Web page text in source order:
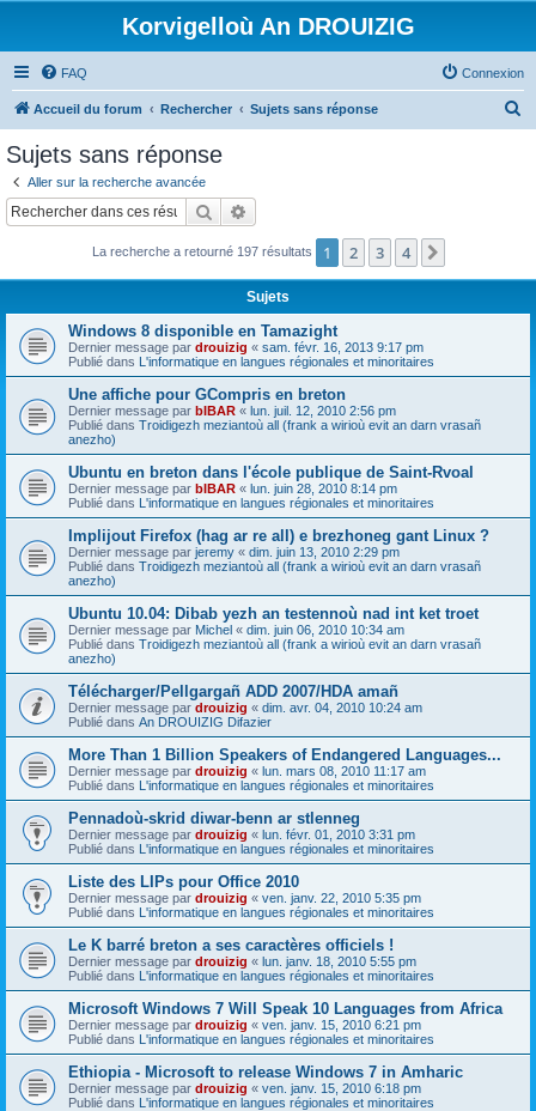
Korvigelloù An DROUIZIG
FAQ Connexion
Accueil du forum Rechercher Sujets sans réponse
c
Sujets sans réponse
Aller sur la recherche avancée
Rechercher
La recherche a retourné 197 résultats 1 2 3 4
Sujets
Windows 8 disponible en Tamazight
Dernier message par drouizig « sam. févr. 16, 2013 9:17 pm
Publié dans L'informatique en langues régionales et minoritaires
Une affiche pour GCompris en breton
Dernier message par bIBAR « lun. juil. 12, 2010 2:56 pm
Publié dans Troidigezh meziantoù all (frank a wirioù evit an darn vrasañ
anezho)
Ubuntu en breton dans l'école publique de Saint-Rvoal
Dernier message par bIBAR « lun. juin 28, 2010 8:14 pm
Publié dans L'informatique en langues régionales et minoritaires
Implijout Firefox (hag ar re all) e brezhoneg gant Linux ?
Dernier message par jeremy « dim. juin 13, 2010 2:29 pm
Publié dans Troidigezh meziantoù all (frank a wirioù evit an darn vrasañ
anezho)
Ubuntu 10.04: Dibab yezh an testennoù nad int ket troet
Dernier message par Michel « dim. juin 06, 2010 10:34 am
Publié dans Troidigezh meziantoù all (frank a wirioù evit an darn vrasañ
anezho)
Télécharger/Pellgargañ ADD 2007/HDA amañ
Dernier message par drouizig « dim. avr. 04, 2010 10:24 am
Publié dans An DROUIZIG Difazier
More Than 1 Billion Speakers of Endangered Languages...
Dernier message par drouizig « lun. mars 08, 2010 11:17 am
Publié dans L'informatique en langues régionales et minoritaires
Pennadoù-skrid diwar-benn ar stlenneg
Dernier message par drouizig « lun. févr. 01, 2010 3:31 pm
Publié dans L'informatique en langues régionales et minoritaires
Liste des LIPs pour Office 2010
Dernier message par drouizig « ven. janv. 22, 2010 5:35 pm
Publié dans L'informatique en langues régionales et minoritaires
Le K barré breton a ses caractères officiels !
Dernier message par drouizig « lun. janv. 18, 2010 5:55 pm
Publié dans L'informatique en langues régionales et minoritaires
Microsoft Windows 7 Will Speak 10 Languages from Africa
Dernier message par drouizig « ven. janv. 15, 2010 6:21 pm
Publié dans L'informatique en langues régionales et minoritaires
Ethiopia - Microsoft to release Windows 7 in Amharic
Dernier message par drouizig « ven. janv. 15, 2010 6:18 pm
Publié dans L'informatique en langues régionales et minoritaires